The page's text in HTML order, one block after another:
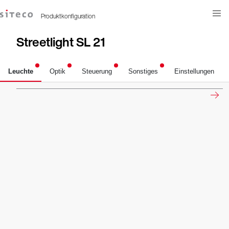
Produktkonfiguration
Streetlight SL 21
Leuchte Optik Steuerung Sonstiges Einstellungen
Weiter